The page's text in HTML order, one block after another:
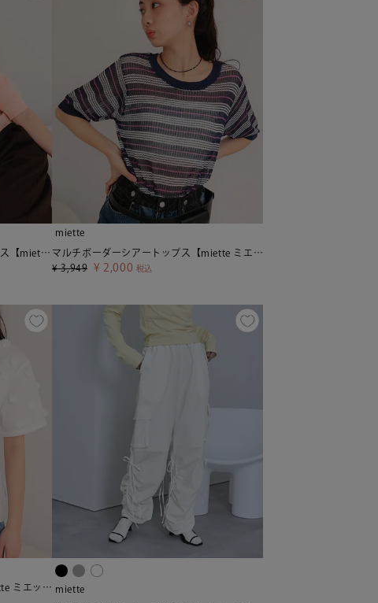
フロントリボンシアーニットトップス【miette ミエット】【メール便可／90】
miette
マルチボーダーシアートップス【miette ミエット】【メール便可／50】
¥ 3,949 ¥ 2,000 税込
フラワーモチーフ半袖シャツ【miette ミエット】【メール便可／100】 miette